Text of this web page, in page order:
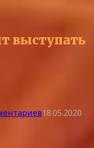
выступать
18.05.2020